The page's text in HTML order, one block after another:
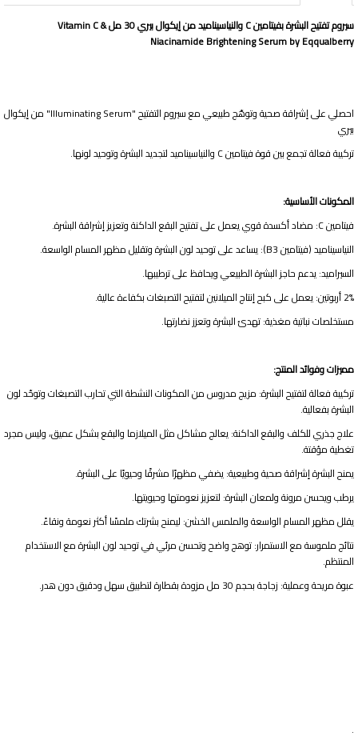
سيروم تفتيح البشرة بفيتامين C والنياسيناميد من إيكوال بيري 30 مل Vitamin C &
Niacinamide Brightening Serum by Eqqualberry
احصلي على إشراقة صحية وتوهّج طبيعي مع سيروم التفتيح "Illuminating Serum" من إيكوال
بيري
تركيبة فعالة تجمع بين قوة فيتامين C والنياسيناميد لتجديد البشرة وتوحيد لونها.
المكونات الأساسية:
فيتامين C: مضاد أكسدة قوي يعمل على تفتيح البقع الداكنة وتعزيز إشراقة البشرة.
النياسيناميد (فيتامين B3): يساعد على توحيد لون البشرة وتقليل مظهر المسام الواسعة.
السيراميد: يدعم حاجز البشرة الطبيعي ويحافظ على ترطيبها.
2% أربوتين: يعمل على كبح إنتاج الميلانين لتفتيح التصبغات بكفاءة عالية.
مستخلصات نباتية مغذية: تهدئ البشرة وتعزز نضارتها.
مميزات وفوائد المنتج:
تركيبة فعالة لتفتيح البشرة: مزيج مدروس من المكونات النشطة التي تحارب التصبغات وتوحّد لون
البشرة بفعالية.
علاج جذري للكلف والبقع الداكنة: يعالج مشاكل مثل الميلازما والبقع بشكل عميق، وليس مجرد
تغطية مؤقتة.
يمنح البشرة إشراقة صحية وطبيعية: يضفي مظهرًا مشرقًا وحيويًا على البشرة.
يرطب ويحسن مرونة ولمعان البشرة: لتعزيز نعومتها وحيويتها.
يقلل مظهر المسام الواسعة والملمس الخشن: ليمنح بشرتك ملمسًا أكثر نعومة ونقاءً.
نتائج ملموسة مع الاستمرار: توهج واضح وتحسن مرئي في توحيد لون البشرة مع الاستخدام
المنتظم.
عبوة مريحة وعملية: زجاجة بحجم 30 مل مزودة بقطارة لتطبيق سهل ودقيق دون هدر.
.